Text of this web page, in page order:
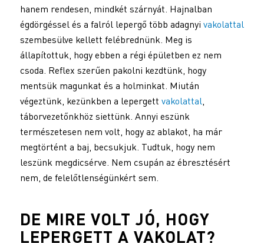
hanem rendesen, mindkét szárnyát. Hajnalban
égdörgéssel és a falról lepergő több adagnyi vakolattal
szembesülve kellett felébrednünk. Meg is
állapítottuk, hogy ebben a régi épületben ez nem
csoda. Reflex szerűen pakolni kezdtünk, hogy
mentsük magunkat és a holminkat. Miután
végeztünk, kezünkben a lepergett vakolattal
táborvezetőnkhöz siettünk. Annyi eszünk
természetesen nem volt, hogy az ablakot, ha már
megtörtént a baj, becsukjuk. Tudtuk, hogy nem
leszünk megdicsérve. Nem csupán az ébresztésért
nem, de felelőtlenségünkért sem.
DE MIRE VOLT JÓ, HOGY
LEPERGETT A VAKOLAT?